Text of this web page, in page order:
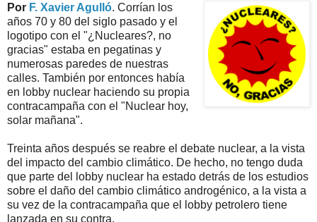
Por F. Xavier Agulló. Corrían los
años 70 y 80 del siglo pasado y el
logotipo con el "¿Nucleares?, no
gracias" estaba en pegatinas y
numerosas paredes de nuestras
calles. También por entonces había
en lobby nuclear haciendo su propia
contracampaña con el "Nuclear hoy,
solar mañana".
Treinta años después se reabre el debate nuclear, a la vista
del impacto del cambio climático. De hecho, no tengo duda
que parte del lobby nuclear ha estado detrás de los estudios
sobre el daño del cambio climático androgénico, a la vista a
su vez de la contracampaña que el lobby petrolero tiene
lanzada en su contra.